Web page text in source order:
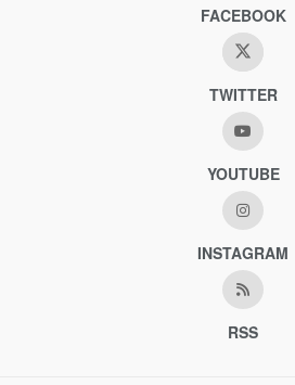
FACEBOOK
TWITTER
YOUTUBE
INSTAGRAM
RSS